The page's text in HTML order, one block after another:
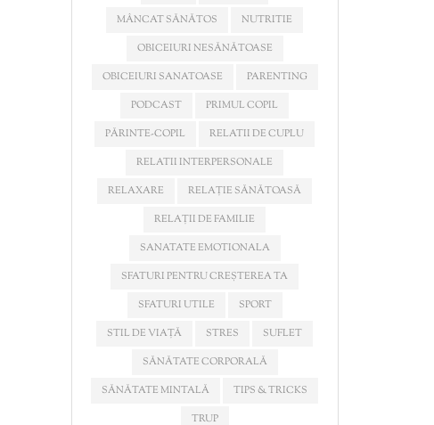
MÂNCAT SĂNĂTOS
NUTRITIE
OBICEIURI NESĂNĂTOASE
OBICEIURI SANATOASE
PARENTING
PODCAST
PRIMUL COPIL
PĂRINTE-COPIL
RELATII DE CUPLU
RELATII INTERPERSONALE
RELAXARE
RELAȚIE SĂNĂTOASĂ
RELAȚII DE FAMILIE
SANATATE EMOTIONALA
SFATURI PENTRU CREȘTEREA TA
SFATURI UTILE
SPORT
STIL DE VIAȚĂ
STRES
SUFLET
SĂNĂTATE CORPORALĂ
SĂNĂTATE MINTALĂ
TIPS & TRICKS
TRUP